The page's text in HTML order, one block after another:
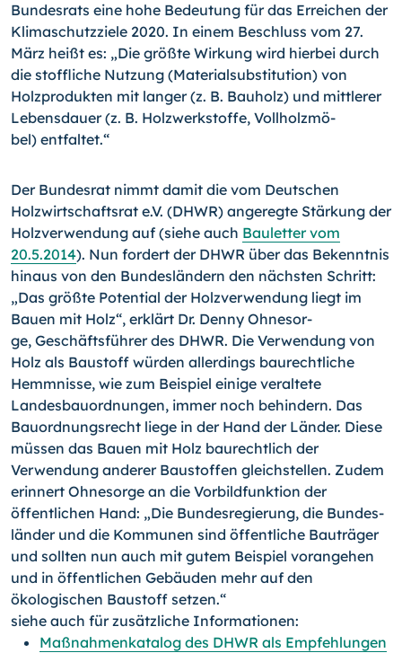
Bundesrats eine hohe Bedeutung für das Erreichen der
Klimaschutzziele 2020. In einem Beschluss vom 27.
März heißt es: „Die größ­te Wirkung wird hierbei durch
die stoffliche Nutzung (Materi­alsubstitution) von
Holzprodukten mit langer (z. B. Bauholz) und mittlerer
Lebensdauer (z. B. Holzwerkstoffe, Vollholzmö­
bel) entfaltet.“
Der Bundesrat nimmt damit die vom Deutschen
Holzwirtschaft­srat e.V. (DHWR) angeregte Stärkung der
Holzverwendung auf (siehe auch Bauletter vom
20.5.2014). Nun fordert der DHWR über das Bekenntnis
hi­naus von den Bundesländern den nächsten Schritt:
„Das größ­te Potential der Holzver­wendung liegt im
Bauen mit Holz“, erklärt Dr. Denny Ohnesor­
ge, Geschäftsführer des DHWR. Die Verwendung von
Holz als Baustoff würden aller­dings baurechtliche
Hemm­nisse, wie zum Beispiel einige veraltete
Landesbauordnun­gen, immer noch behindern. Das
Bauordnungsrecht liege in der Hand der Länder. Diese
müssen das Bauen mit Holz baurechtlich der
Verwendung anderer Baustoffen gleich­stellen. Zudem
erinnert Ohne­sorge an die Vorbildfunktion der
öffentlichen Hand: „Die Bundesregierung, die Bundes­
länder und die Kommunen sind öffentliche Bauträger
und sollten nun auch mit gutem Beispiel vorangehen
und in öffentlichen Gebäuden mehr auf den
ökologischen Baustoff setzen.“
siehe auch für zusätzliche Informationen:
Maßnahmenkatalog des DHWR als Empfehlungen